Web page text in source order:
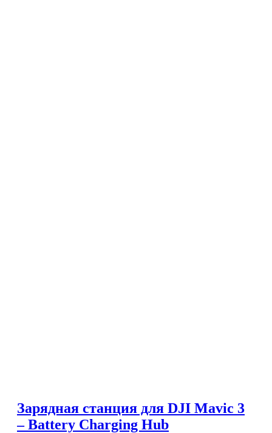
Зарядная станция для DJI Mavic 3
– Battery Charging Hub